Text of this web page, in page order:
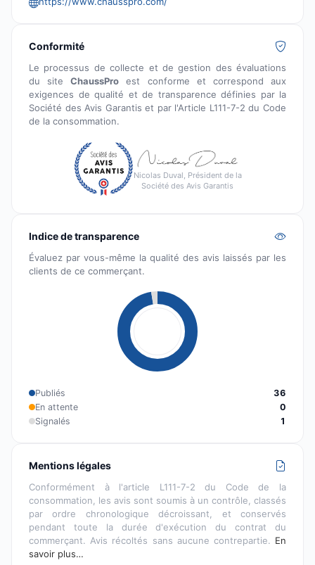
Conformité
Le processus de collecte et de gestion des évaluations
du siteChaussPro est conforme et correspond aux
exigences de qualité et de transparence définies par la
Société des Avis Garantis et par l'Article L111-7-2 du Code
de la consommation.
Nicolas Duval, Président de la
Société des Avis Garantis
Indice de transparence
Évaluez par vous-même la qualité des avis laissés par les
clients de ce commerçant.
Publiés
36
En attente
0
Signalés
1
Mentions légales
Conformément à l'article L111-7-2 du Code de la
consommation, les avis sont soumis à un contrôle, classés
par ordre chronologique décroissant, et conservés
pendant toute la durée d'exécution du contrat du
commerçant. Avis récoltés sans aucune contrepartie. En
savoir plus…